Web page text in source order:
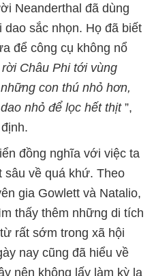
Neanderthal đã dùng
sắc nhọn. Họ đã biết
để công cụ không nổ
Châu Phi tới vùng
con thú nhỏ hơn,
nhỏ để lọc hết thịt ”,
đồng nghĩa với việc ta
sâu về quá khứ. Theo
gia Gowlett và Natalio,
thấy thêm những di tích
rất sớm trong xã hội
nay cũng đã hiểu về
nên không lấy làm kỳ lạ